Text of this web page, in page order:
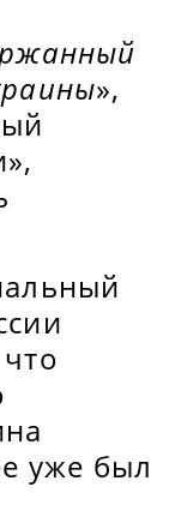
»,
уже был